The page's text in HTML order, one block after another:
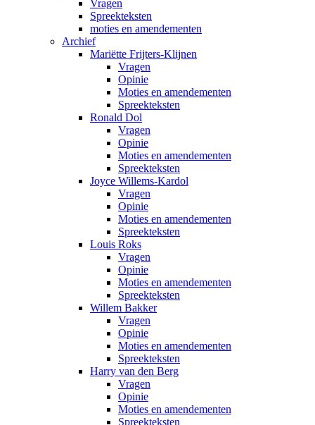
Vragen
Spreekteksten
moties en amendementen
Archief
Mariëtte Frijters-Klijnen
Vragen
Opinie
Moties en amendementen
Spreekteksten
Ronald Dol
Vragen
Opinie
Moties en amendementen
Spreekteksten
Joyce Willems-Kardol
Vragen
Opinie
Moties en amendementen
Spreekteksten
Louis Roks
Vragen
Opinie
Moties en amendementen
Spreekteksten
Willem Bakker
Vragen
Opinie
Moties en amendementen
Spreekteksten
Harry van den Berg
Vragen
Opinie
Moties en amendementen
Spreekteksten